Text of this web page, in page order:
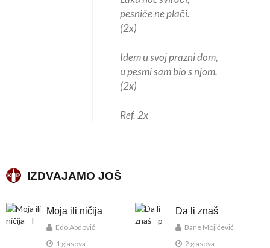
pesniče ne plači.
(2x)
Idem u svoj prazni dom,
u pesmi sam bio s njom.
(2x)
Ref. 2x
IZDVAJAMO JOŠ
Moja ili ničija
Edo Abdović
1 glasova
Da li znaš
Bane Mojićević
2 glasova